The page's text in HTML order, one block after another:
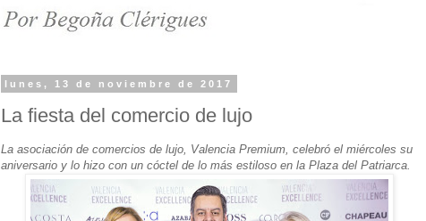
lunes, 13 de noviembre de 2017
La fiesta del comercio de lujo
La asociación de comercios de lujo, Valencia Premium, celebró el miércoles su
aniversario y lo hizo con un cóctel de lo más estiloso en la Plaza del Patriarca.